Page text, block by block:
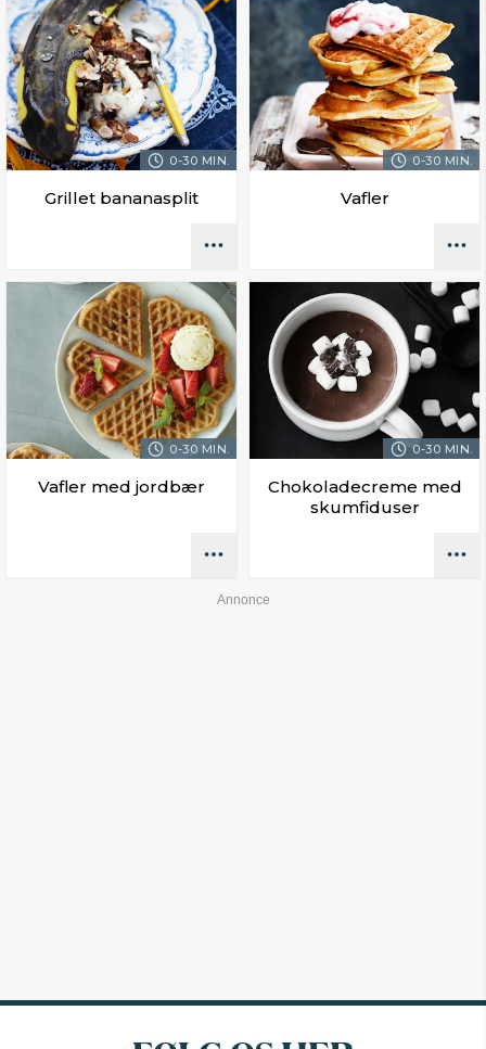
0-30 MIN.
Grillet bananasplit
0-30 MIN.
Vafler
0-30 MIN.
Vafler med jordbær
0-30 MIN.
Chokoladecreme med
skumfiduser